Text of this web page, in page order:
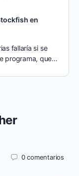
0comentarios
en
fallaría si se
programa, que…